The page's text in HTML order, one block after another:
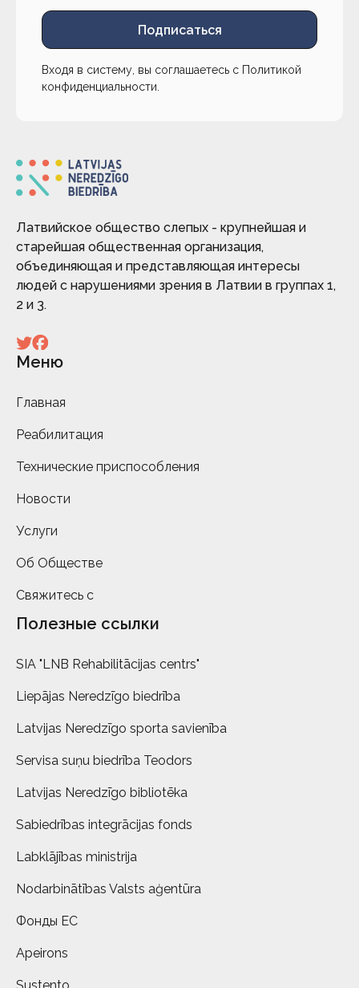
Подписаться
Входя в систему, вы соглашаетесь с Политикой
конфиденциальности
Латвийское общество слепых - крупнейшая и
старейшая общественная организация,
объединяющая и представляющая интересы
людей с нарушениями зрения в Латвии в группах 1,
2 и 3.
Меню
Главная
Реабилитация
Технические приспособления
Новости
Услуги
Об Обществе
Свяжитесь с
Полезные ссылки
SIA "LNB Rehabilitācijas centrs"
Liepājas Neredzīgo biedrība
Latvijas Neredzīgo sporta savienība
Servisa suņu biedrība Teodors
Latvijas Neredzīgo bibliotēka
Sabiedrības integrācijas fonds
Labklājības ministrija
Nodarbinātības Valsts aģentūra
Фонды ЕС
Apeirons